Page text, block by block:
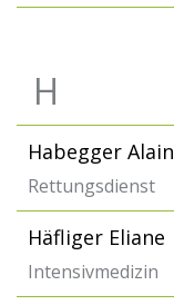
H
Habegger Alain
Rettungsdienst
Häfliger Eliane
Intensivmedizin